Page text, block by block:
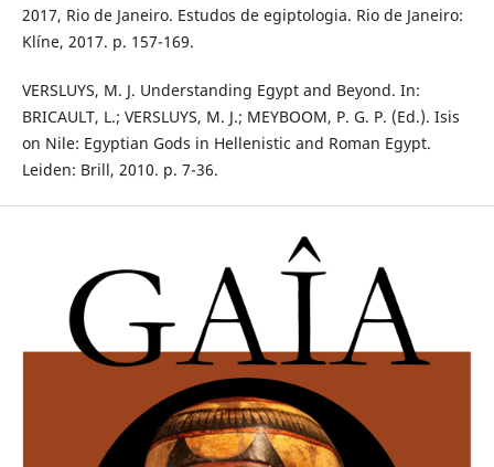
2017, Rio de Janeiro. Estudos de egiptologia. Rio de Janeiro:
Klíne, 2017. p. 157-169.
VERSLUYS, M. J. Understanding Egypt and Beyond. In:
BRICAULT, L.; VERSLUYS, M. J.; MEYBOOM, P. G. P. (Ed.). Isis
on Nile: Egyptian Gods in Hellenistic and Roman Egypt.
Leiden: Brill, 2010. p. 7-36.